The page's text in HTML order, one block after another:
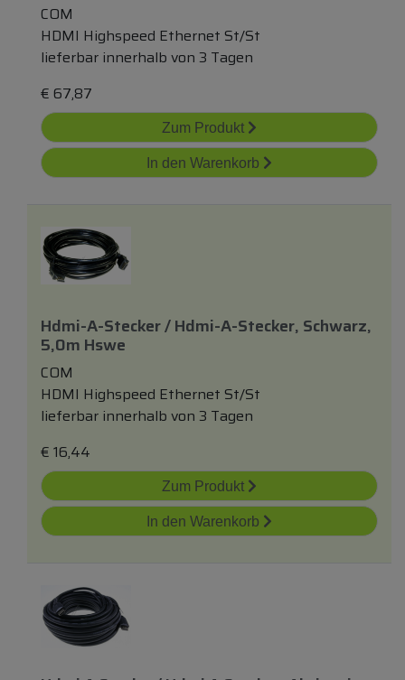
COM
HDMI Highspeed Ethernet St/St
lieferbar innerhalb von 3 Tagen
€ 67,87
Zum Produkt
In den Warenkorb
Hdmi-A-Stecker / Hdmi-A-Stecker, Schwarz,
5,0m Hswe
COM
HDMI Highspeed Ethernet St/St
lieferbar innerhalb von 3 Tagen
€ 16,44
Zum Produkt
In den Warenkorb